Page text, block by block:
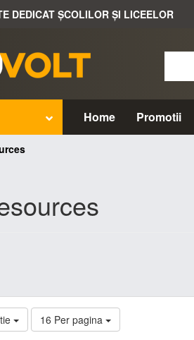
DEDICAT ȘCOLILOR ȘI LICEELOR
Home Promotii
16 Per pagina